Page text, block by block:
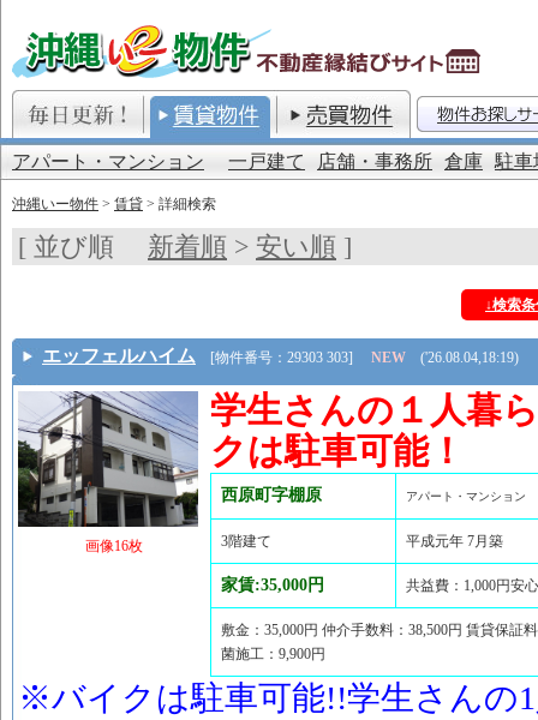
アパート・マンション 一戸建て 店舗・事務所 倉庫 駐車
沖縄いー物件 > 賃貸 > 詳細検索
[ 並び順 新着順 > 安い順 ]
↓検索
エッフェルハイム [物件番号：29303 303] NEW ('26.08.04,18:19)
画像16枚
学生さんの１人暮
クは駐車可能！
西原町字棚原 アパート・マンション
3階建て 平成元年 7月築
家賃:35,000円 共益費：1,000円安
敷金：35,000円 仲介手数料：38,500円 賃貸保証
菌施工：9,900円
※バイクは駐車可能!!学生さんの